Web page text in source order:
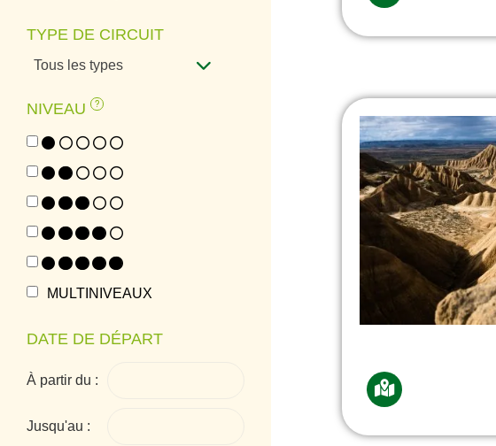
TYPE DE CIRCUIT
Tous les types
NIVEAU
1
2
3
4
5
MULTINIVEAUX
DATE DE DÉPART
À partir du :
Jusqu'au :